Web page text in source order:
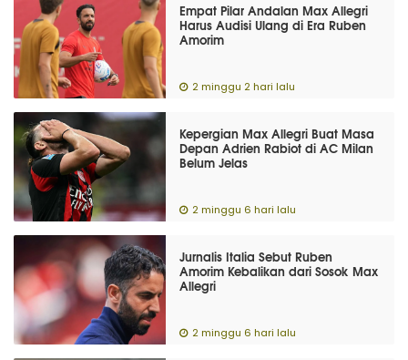
Empat Pilar Andalan Max Allegri
Harus Audisi Ulang di Era Ruben
Amorim
2 minggu 2 hari lalu
Kepergian Max Allegri Buat Masa
Depan Adrien Rabiot di AC Milan
Belum Jelas
2 minggu 6 hari lalu
Jurnalis Italia Sebut Ruben
Amorim Kebalikan dari Sosok Max
Allegri
2 minggu 6 hari lalu